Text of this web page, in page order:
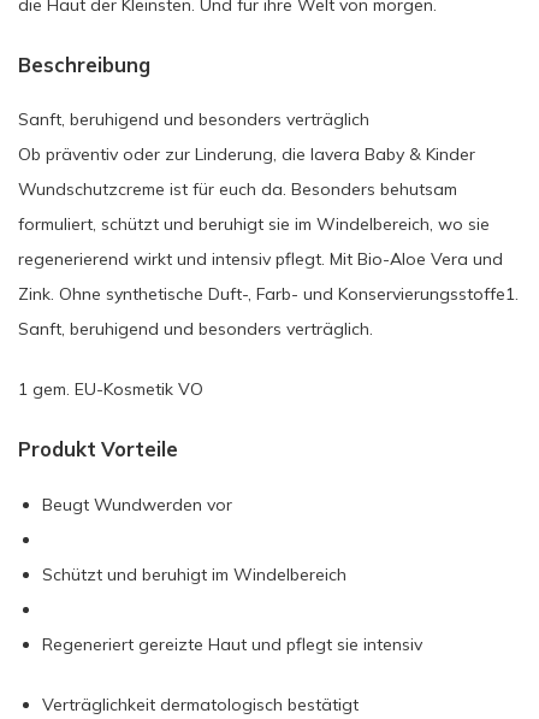
die Haut der Kleinsten. Und für ihre Welt von morgen.
Beschreibung
Sanft, beruhigend und besonders verträglich
Ob präventiv oder zur Linderung, die lavera Baby & Kinder
Wundschutzcreme ist für euch da. Besonders behutsam
formuliert, schützt und beruhigt sie im Windelbereich, wo sie
regenerierend wirkt und intensiv pflegt. Mit Bio-Aloe Vera und
Zink. Ohne synthetische Duft-, Farb- und Konservierungsstoffe1.
Sanft, beruhigend und besonders verträglich.
1 gem. EU-Kosmetik VO
Produkt Vorteile
Beugt Wundwerden vor
Schützt und beruhigt im Windelbereich
Regeneriert gereizte Haut und pflegt sie intensiv
Verträglichkeit dermatologisch bestätigt